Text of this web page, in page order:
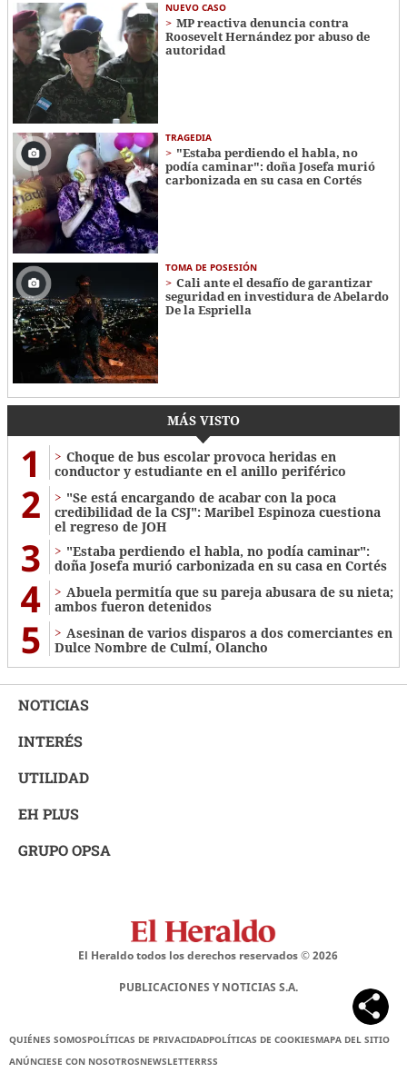
NUEVO CASO
MP reactiva denuncia contra
Roosevelt Hernández por abuso de
autoridad
TRAGEDIA
"Estaba perdiendo el habla, no
podía caminar": doña Josefa murió
carbonizada en su casa en Cortés
TOMA DE POSESIÓN
Cali ante el desafío de garantizar
seguridad en investidura de Abelardo
De la Espriella
MÁS VISTO
1
Choque de bus escolar provoca heridas en
conductor y estudiante en el anillo periférico
2
"Se está encargando de acabar con la poca
credibilidad de la CSJ": Maribel Espinoza cuestiona
el regreso de JOH
3
"Estaba perdiendo el habla, no podía caminar":
doña Josefa murió carbonizada en su casa en Cortés
4
Abuela permitía que su pareja abusara de su nieta;
ambos fueron detenidos
5
Asesinan de varios disparos a dos comerciantes en
Dulce Nombre de Culmí, Olancho
NOTICIAS
INTERÉS
UTILIDAD
EH PLUS
GRUPO OPSA
El Heraldo todos los derechos reservados ©2026
PUBLICACIONES Y NOTICIAS S.A.
QUIÉNES SOMOSPOLÍTICAS DE PRIVACIDADPOLÍTICAS DE COOKIESMAPA DEL SITIO
ANÚNCIESE CON NOSOTROSNEWSLETTERRSS